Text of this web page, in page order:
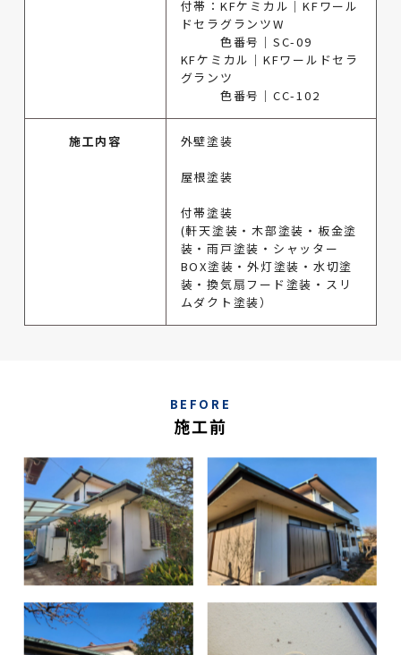
付帯：KFケミカル｜KFワール
ドセラグランツW
色番号｜SC-09
KFケミカル｜KFワールドセラ
グランツ
色番号｜CC-102
施工内容 外壁塗装
屋根塗装
付帯塗装
(軒天塗装・木部塗装・板金塗
装・雨戸塗装・シャッター
BOX塗装・外灯塗装・水切塗
装・換気扇フード塗装・スリ
ムダクト塗装）
BEFORE
施工前